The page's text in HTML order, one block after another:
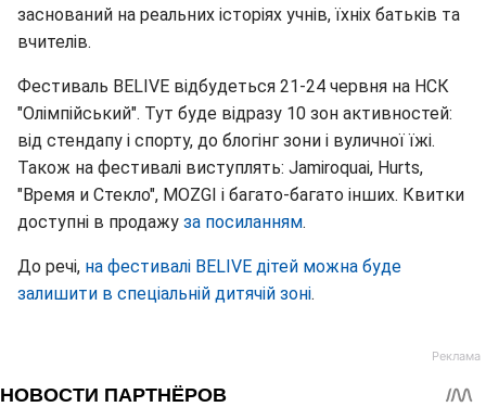
заснований на реальних історіях учнів, їхніх батьків та
вчителів.
Фестиваль BELIVE відбудеться 21-24 червня на НСК
"Олімпійський". Тут буде відразу 10 зон активностей:
від стендапу і спорту, до блогінг зони і вуличної їжі.
Також на фестивалі виступлять: Jamiroquai, Hurts,
"Время и Стекло", MOZGI і багато-багато інших. Квитки
доступні в продажу за посиланням.
До речі, на фестивалі BELIVE дітей можна буде
залишити в спеціальній дитячій зоні.